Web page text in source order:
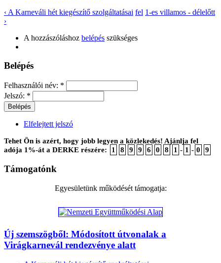
‹ A Karneváli hét kiegészítő szolgáltatásai fel 1-es villamos - délelőtt
›
A hozzászóláshoz belépés szükséges
Belépés
Felhasználói név: *
Jelszó: *
Elfelejtett jelszó
Tehet Ön is azért, hogy jobb legyen a közlekedés! Ajánlja fel
adója 1%-át a DERKE részére:
1 8 9 9 6 0 8 1 - 1 - 0 9
Támogatónk
Egyesületünk működését támogatja:
Új szemszögből: Módosított útvonalak a
Virágkarnevál rendezvénye alatt